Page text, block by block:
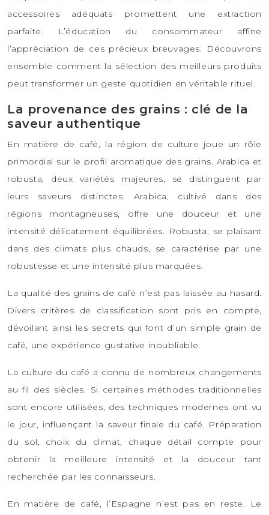
accessoires adéquats promettent une extraction
parfaite. L’éducation du consommateur affine
l’appréciation de ces précieux breuvages. Découvrons
ensemble comment la sélection des meilleurs produits
peut transformer un geste quotidien en véritable rituel.
La provenance des grains : clé de la
saveur authentique
En matière de café, la région de culture joue un rôle
primordial sur le profil aromatique des grains. Arabica et
robusta, deux variétés majeures, se distinguent par
leurs saveurs distinctes. Arabica, cultivé dans des
régions montagneuses, offre une douceur et une
intensité délicatement équilibrées. Robusta, se plaisant
dans des climats plus chauds, se caractérise par une
robustesse et une intensité plus marquées.
La qualité des grains de café n’est pas laissée au hasard.
Divers critères de classification sont pris en compte,
dévoilant ainsi les secrets qui font d’un simple grain de
café, une expérience gustative inoubliable.
La culture du café a connu de nombreux changements
au fil des siècles. Si certaines méthodes traditionnelles
sont encore utilisées, des techniques modernes ont vu
le jour, influençant la saveur finale du café. Préparation
du sol, choix du climat, chaque détail compte pour
obtenir la meilleure intensité et la douceur tant
recherchée par les connaisseurs.
En matière de café, l’Espagne n’est pas en reste. Le